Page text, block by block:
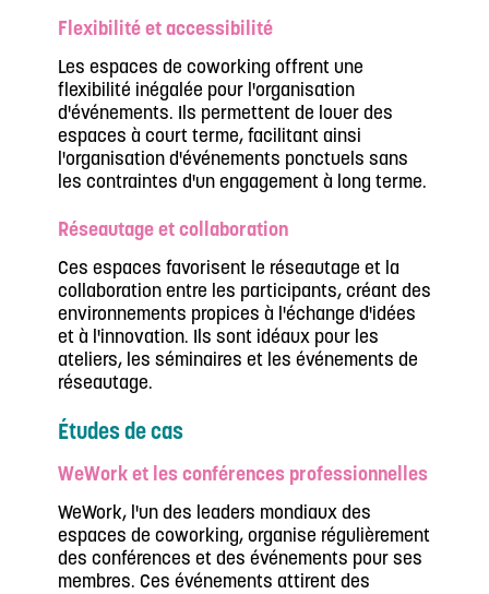
Flexibilité et accessibilité
Les espaces de coworking offrent une
flexibilité inégalée pour l'organisation
d'événements. Ils permettent de louer des
espaces à court terme, facilitant ainsi
l'organisation d'événements ponctuels sans
les contraintes d'un engagement à long terme.
Réseautage et collaboration
Ces espaces favorisent le réseautage et la
collaboration entre les participants, créant des
environnements propices à l'échange d'idées
et à l'innovation. Ils sont idéaux pour les
ateliers, les séminaires et les événements de
réseautage.
Études de cas
WeWork et les conférences professionnelles
WeWork, l'un des leaders mondiaux des
espaces de coworking, organise régulièrement
des conférences et des événements pour ses
membres. Ces événements attirent des